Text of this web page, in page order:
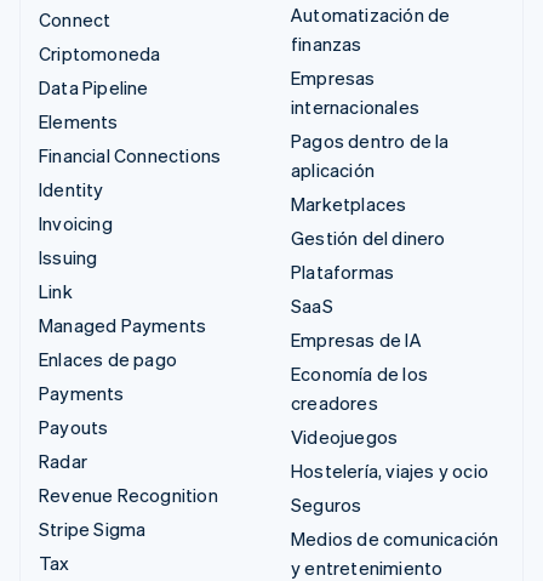
Connect
Criptomoneda
Data Pipeline
Elements
Financial Connections
Identity
Invoicing
Issuing
Link
Managed Payments
Enlaces de pago
Payments
Payouts
Radar
Revenue Recognition
Stripe Sigma
Tax
Automatización de
finanzas
Empresas
internacionales
Pagos dentro de la
aplicación
Marketplaces
Gestión del dinero
Plataformas
SaaS
Empresas de IA
Economía de los
creadores
Videojuegos
Hostelería, viajes y ocio
Seguros
Medios de comunicación
y entretenimiento